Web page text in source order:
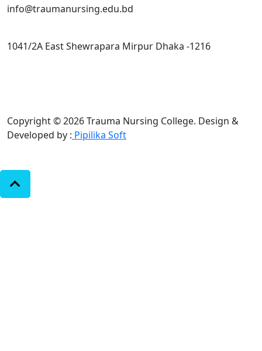
info@traumanursing.edu.bd
1041/2A East Shewrapara Mirpur Dhaka -1216
Copyright © 2026 Trauma Nursing College. Design &
Developed by : Pipilika Soft